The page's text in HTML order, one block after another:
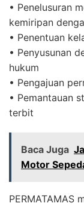
• Penelusuran
kemiripan
• Penentuan
• Penyusunan
hukum
• Pengajuan
• Pemantauan
terbit
Baca Juga
Motor
PERMATAMAS